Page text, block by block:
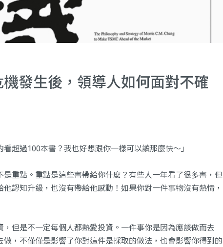
機發生後，領導人如何面對不確
超過100本書？我也好想跟你一樣可以讀那麼快～」
重點。重點是這些書帶給你什麼？有些人一年看了很多書，但
認知升級，也沒有帶給他感動！如果你對一件事物沒有熱情，
但是不一定每個人都熱愛投資。一件事你是因為應該做而去
，不僅僅是影響了你對這件是採取的做法，也會影響你得到的